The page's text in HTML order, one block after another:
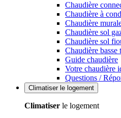
Chaudière
Chaudière à
Chaudière
Chaudière sol
Chaudière sol
Chaudière basse
Guide chaudière
Votre chaudière
Questions /
Climatiser le logement
Climatiser le logement